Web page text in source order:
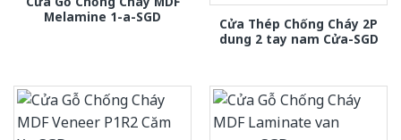
Melamine 1-a-SGD
Cửa Thép Chống Cháy 2P
dung 2 tay nam Cửa-SGD